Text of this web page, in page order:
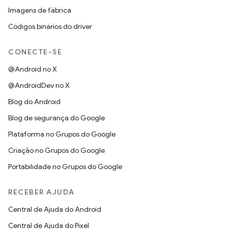
Imagens de fábrica
Códigos binários do driver
CONECTE-SE
@Android no X
@AndroidDev no X
Blog do Android
Blog de segurança do Google
Plataforma no Grupos do Google
Criação no Grupos do Google
Portabilidade no Grupos do Google
RECEBER AJUDA
Central de Ajuda do Android
Central de Ajuda do Pixel